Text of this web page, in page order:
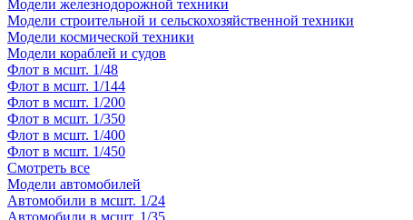
Модели железнодорожной техники
Модели строительной и сельскохозяйственной техники
Модели космической техники
Модели кораблей и судов
Флот в мсшт. 1/48
Флот в мсшт. 1/144
Флот в мсшт. 1/200
Флот в мсшт. 1/350
Флот в мсшт. 1/400
Флот в мсшт. 1/450
Смотреть все
Модели автомобилей
Автомобили в мсшт. 1/24
Автомобили в мсшт. 1/35